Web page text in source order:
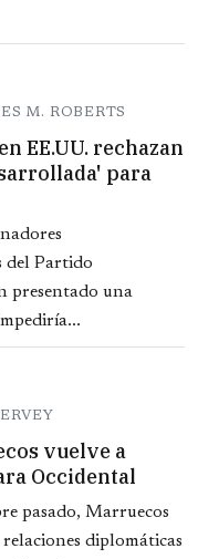
M. ROBERTS
EE.UU. rechazan
para
del Partido
presentado una
vuelve a
Occidental
pasado, Marruecos
diplomáticas